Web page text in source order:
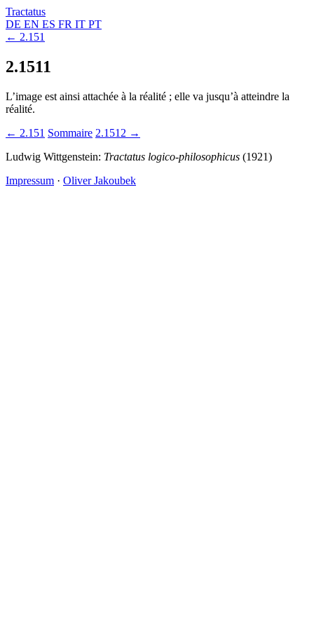
Tractatus
DE EN ES FR IT PT
← 2.151
2.1511
L’image est ainsi attachée à la réalité ; elle va jusqu’à atteindre la
réalité.
← 2.151 Sommaire 2.1512 →
Ludwig Wittgenstein: Tractatus logico-philosophicus (1921)
Impressum · Oliver Jakoubek